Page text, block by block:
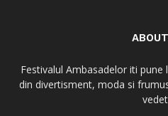
Festivalul Ambasadelor iti
din divertisment, moda si